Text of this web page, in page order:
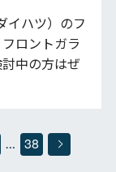
イハツ）のフ
ロントガラ
中の方はぜ
… 38